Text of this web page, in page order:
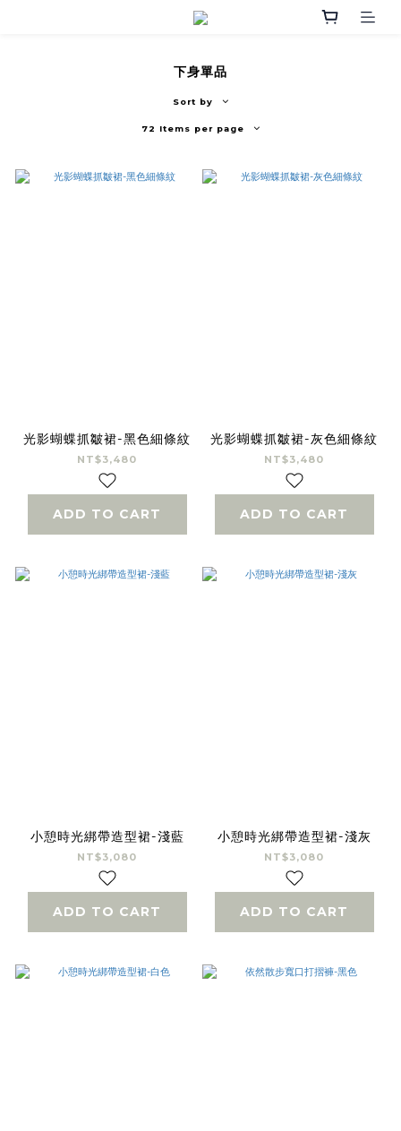
下身單品
Sort by
72 Items per page
光影蝴蝶抓皺裙-黑色細條紋
NT$3,480
ADD TO CART
光影蝴蝶抓皺裙-灰色細條紋
NT$3,480
ADD TO CART
小憩時光綁帶造型裙-淺藍
NT$3,080
ADD TO CART
小憩時光綁帶造型裙-淺灰
NT$3,080
ADD TO CART